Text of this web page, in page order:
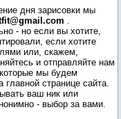
дня зарисовки мы
.
- но если вы хотите,
если хотите
или, скажем,
и отправляйте нам
мы будем
странице сайта.
ваш ник или
- выбор за вами.